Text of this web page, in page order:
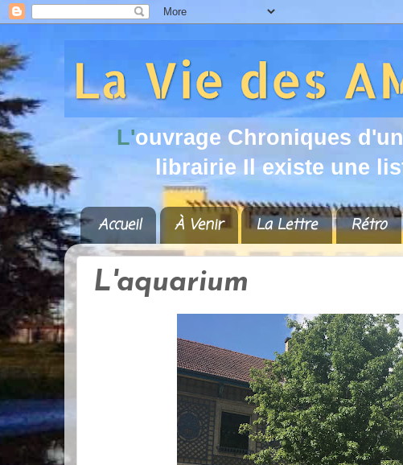
L'ouvrage C hroniques d 'un
i brairie I existe une is
Accueil À Venir La Lettre Rétro
L'aquarium